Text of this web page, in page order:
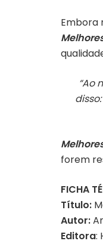
Embora
“Ao
forem
FICHA
Título:
Autor:
Editora: